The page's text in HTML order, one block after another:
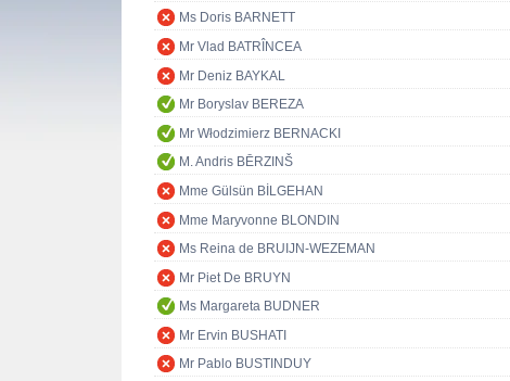
Ms Doris BARNETT
Mr Vlad BATRÎNCEA
Mr Deniz BAYKAL
Mr Boryslav BEREZA
Mr Włodzimierz BERNACKI
M. Andris BĒRZINŠ
Mme Gülsün BİLGEHAN
Mme Maryvonne BLONDIN
Ms Reina de BRUIJN-WEZEMAN
Mr Piet De BRUYN
Ms Margareta BUDNER
Mr Ervin BUSHATI
Mr Pablo BUSTINDUY